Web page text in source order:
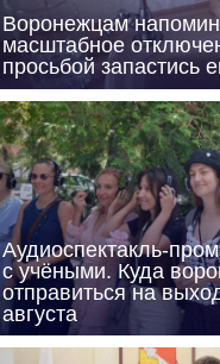
Воронежцам
масштабное
просьбой запастись
Аудиоспектакль-
с учёными. Куда
отправиться на
августа